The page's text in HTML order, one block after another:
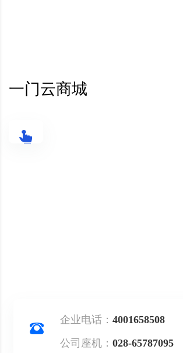
一门云商城
企业电话：4001658508
公司座机：028-65787095